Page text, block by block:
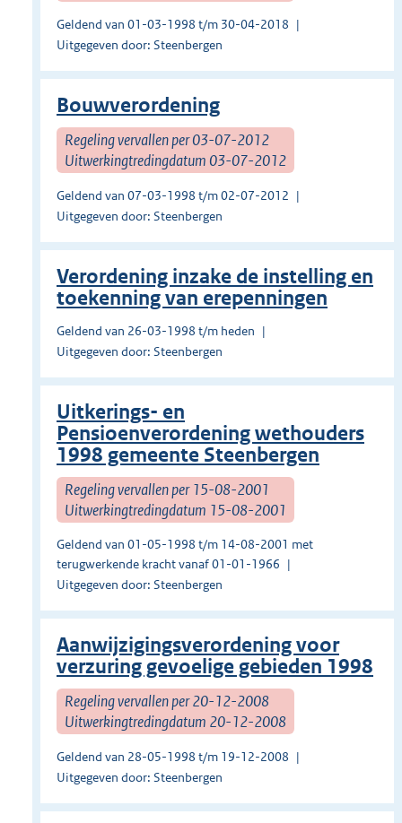
Geldend van 01-03-1998 t/m 30-04-2018
Uitgegeven door: Steenbergen
Bouwverordening
Regeling vervallen per 03-07-2012
Uitwerkingtredingdatum 03-07-2012
Geldend van 07-03-1998 t/m 02-07-2012
Uitgegeven door: Steenbergen
Verordening inzake de instelling en
toekenning van erepenningen
Geldend van 26-03-1998 t/m heden
Uitgegeven door: Steenbergen
Uitkerings- en
Pensioenverordening wethouders
1998 gemeente Steenbergen
Regeling vervallen per 15-08-2001
Uitwerkingtredingdatum 15-08-2001
Geldend van 01-05-1998 t/m 14-08-2001 met
terugwerkende kracht vanaf 01-01-1966
Uitgegeven door: Steenbergen
Aanwijzigingsverordening voor
verzuring gevoelige gebieden 1998
Regeling vervallen per 20-12-2008
Uitwerkingtredingdatum 20-12-2008
Geldend van 28-05-1998 t/m 19-12-2008
Uitgegeven door: Steenbergen